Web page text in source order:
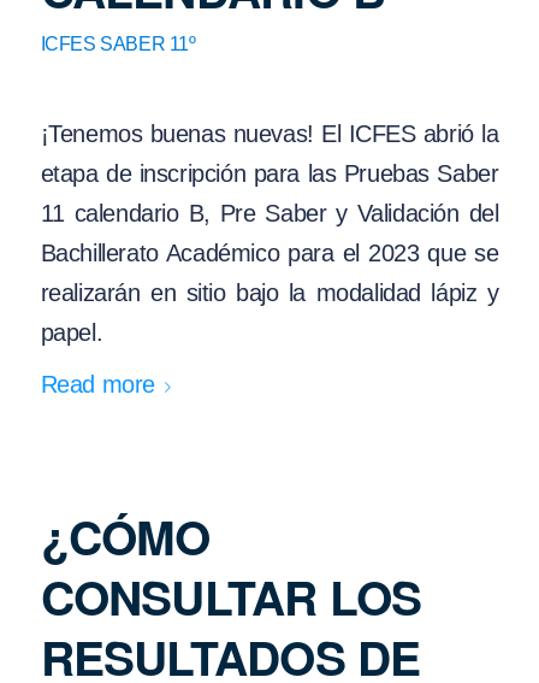
ICFES SABER 11º
¡Tenemos buenas nuevas! El ICFES abrió la
etapa de inscripción para las Pruebas Saber
11 calendario B, Pre Saber y Validación del
Bachillerato Académico para el 2023 que se
realizarán en sitio bajo la modalidad lápiz y
papel.
Read more
¿CÓMO
CONSULTAR LOS
RESULTADOS DE